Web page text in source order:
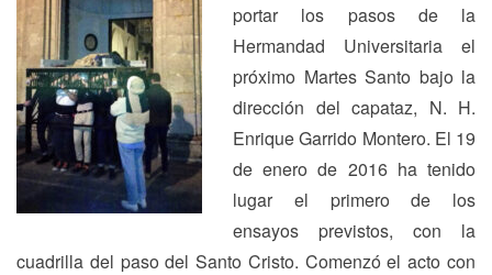
portar los pasos de la
Hermandad Universitaria el
próximo Martes Santo bajo la
dirección del capataz, N. H.
Enrique Garrido Montero. El 19
de enero de 2016 ha tenido
lugar el primero de los
ensayos previstos, con la
cuadrilla del paso del Santo Cristo. Comenzó el acto con